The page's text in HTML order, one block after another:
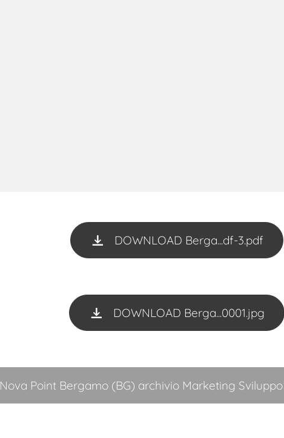
DOWNLOAD Berga...df-3.pdf
DOWNLOAD Berga...0001.jpg
Nova Point Bergamo (BG) archivio Marketing